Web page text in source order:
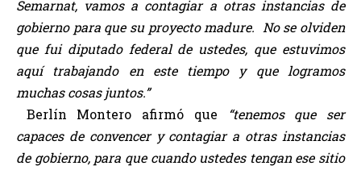
Semarnat, vamos a contagiar a otras instancias de
gobierno para que su proyecto madure. No se olviden
que fui diputado federal de ustedes, que estuvimos
aquí trabajando en este tiempo y que logramos
muchas cosas juntos.”
Berlín Montero afirmó que
“tenemos que ser
capaces de convencer y contagiar a otras instancias
de gobierno, para que cuando ustedes tengan ese sitio